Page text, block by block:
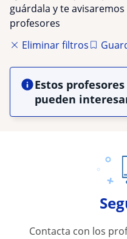
guárdala y te
profesores
Eliminar filtros
Estos
pueden
Contacta con los